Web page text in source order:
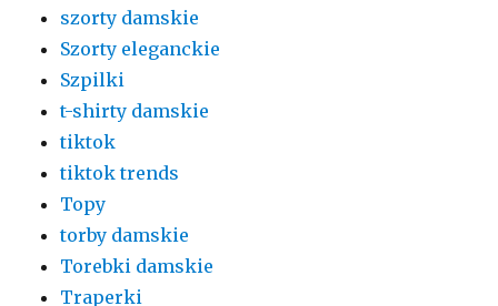
szorty damskie
Szorty eleganckie
Szpilki
t-shirty damskie
tiktok
tiktok trends
Topy
torby damskie
Torebki damskie
Traperki